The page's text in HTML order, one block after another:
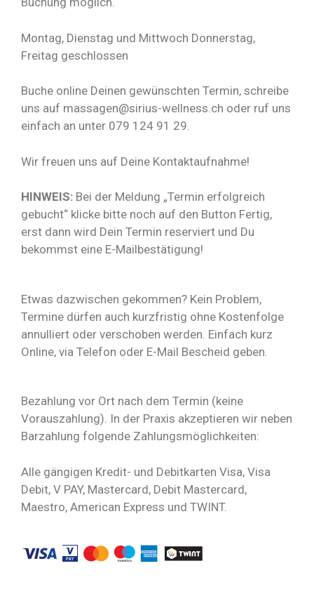
Montag, Dienstag und Mittwoch Donnerstag,
Freitag geschlossen
Buche online Deinen gewünschten Termin, schreibe
uns auf massagen@sirius-wellness.ch oder ruf uns
einfach an unter 079 124 91 29.
Wir freuen uns auf Deine Kontaktaufnahme!
HINWEIS: Bei der Meldung „Termin erfolgreich
gebucht“ klicke bitte noch auf den Button Fertig,
erst dann wird Dein Termin reserviert und Du
bekommst eine E-Mailbestätigung!
Etwas dazwischen gekommen? Kein Problem,
Termine dürfen auch kurzfristig ohne Kostenfolge
annulliert oder verschoben werden. Einfach kurz
Online, via Telefon oder E-Mail Bescheid geben.
Bezahlung vor Ort nach dem Termin (keine
Vorauszahlung). In der Praxis akzeptieren wir neben
Barzahlung folgende Zahlungsmöglichkeiten:
Alle gängigen Kredit- und Debitkarten Visa, Visa
Debit, V PAY, Mastercard, Debit Mastercard,
Maestro, American Express und TWINT.